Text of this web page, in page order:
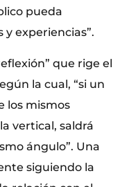
pueda
experiencias”.
que rige el
la cual, “si un
los mismos
vertical, saldrá
ángulo”. Una
siguiendo la